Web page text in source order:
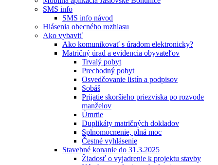
SMS info
SMS info návod
Hlásenia obecného rozhlasu
Ako vybaviť
Ako komunikovať s úradom elektronicky?
Matričný úrad a evidencia obyvateľov
Trvalý pobyt
Prechodný pobyt
Osvedčovanie listín a podpisov
Sobáš
Prijatie skoršieho priezviska po rozvode
manželov
Úmrtie
Duplikáty matričných dokladov
Splnomocnenie, plná moc
Čestné vyhlásenie
Stavebné konanie do 31.3.2025
Žiadosť o vyjadrenie k projektu stavby